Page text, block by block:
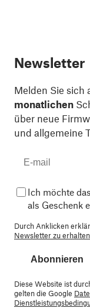
Newsletter
Melden Sie sich
monatlichen
über neue
und allgemeine
Ich möchte
als Geschenk
Durch Anklicken
Newsletter zu erhalten.
Abonnieren
Diese Website ist
gelten die Google